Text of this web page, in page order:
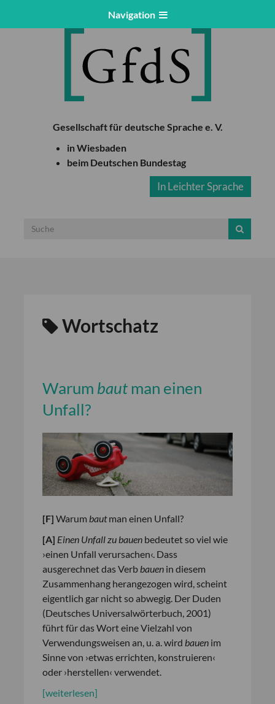
Navigation
Gesellschaft für deutsche Sprache e. V.
in Wiesbaden
beim Deutschen Bundestag
In Leichter Sprache
Wortschatz
Warum baut man einen
Unfall?
[F] Warum bautman einen Unfall?
[A] Einen Unfall zu bauen bedeutet so viel wie
›einen Unfall verursachen‹. Dass
ausgerechnet das Verbbauen in diesem
Zusammenhang herangezogen wird, scheint
eigentlich gar nicht so abwegig. Der Duden
(Deutsches Universalwörterbuch, 2001)
führt für das Wort eine Vielzahl von
Verwendungsweisen an, u. a. wird bauen im
Sinne von ›etwas errichten, konstruieren‹
oder ›herstellen‹ verwendet.
[weiterlesen]